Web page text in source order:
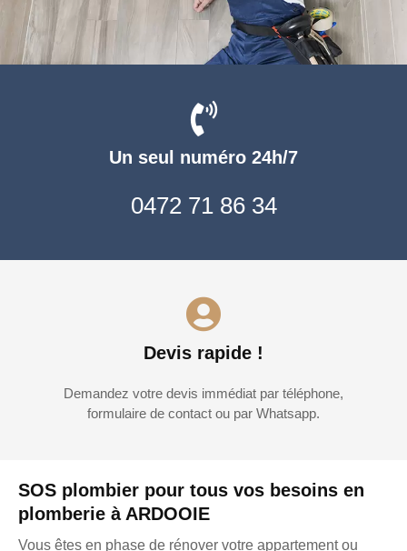
SOS plombier pour tous vos besoins en
plomberie à ARDOOIE
Vous êtes en phase de rénover votre appartement ou
Un seul numéro 24h/7
0472 71 86 34
Devis rapide !
Demandez votre devis immédiat par téléphone,
formulaire de contact ou par Whatsapp.